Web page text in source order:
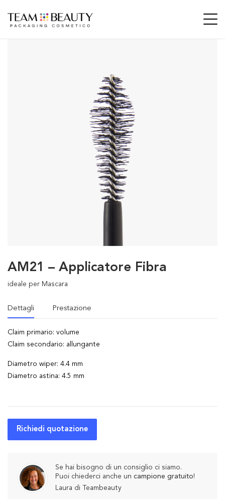
Home Prodotti AM21 – Applicatore Fibra
AM21 – Applicatore Fibra
ideale per Mascara
Dettagli Prestazione
Claim primario: volume
Claim secondario: allungante
Diametro wiper: 4.4 mm
Diametro astina: 4.5 mm
Richiedi quotazione
Se hai bisogno di un consiglio ci siamo.
Puoi chiederci anche un campione gratuito!
Laura di Teambeauty